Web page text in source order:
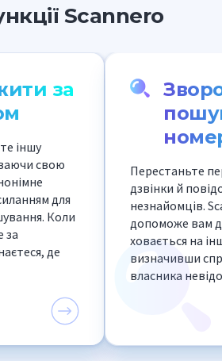
Scannero
за
іншу
свою
для
Коли
за
де
Перестаньте
дзвінки й
незнайомців.
допоможе вам
ховається на
визначивши
власника